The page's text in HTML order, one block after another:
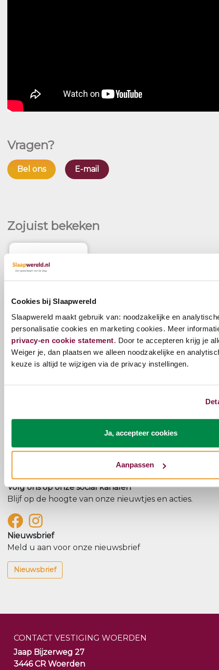
Cookies bij Slaapwereld
Slaapwereld maakt gebruik van: noodzakelijke en
personalisatie cookies en marketing cookies. Meer
privacy-en cookie statement. Door te accepteren krijg je
Weiger je, dan plaatsen we alleen noodzakelijke en
keuze is altijd te wijzigen via de privacy instellingen.
Ja, accepteer cookies
Aanpassen
Vragen?
Bel ons E-mail
Zojuist bekeken
SHOWROOM
MODEL SERTA
LUXURY SERIES
PENTHOUSE
GESTOFFEERD
LEDIKANT - 180X200
-35% Korting
€3.928,60
Volg ons op onze social kanalen
Blijf op de hoogte van onze nieuwtjes en acties.
Nieuwsbrief
Meld u aan voor onze nieuwsbrief
Nieuwsbrief
CONTACT VESTIGING WOERDEN
Jaap Bijzerweg 27
3446 CR Woerden